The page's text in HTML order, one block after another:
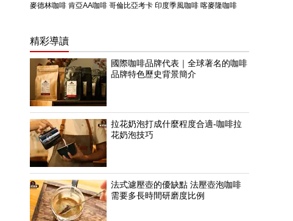
麥德林咖啡 肯亞AA咖啡 哥倫比亞考卡 印度季風咖啡 喀麥隆咖啡
精彩導讀
國際咖啡品牌代表｜全球著名的咖啡
品牌特色歷史背景簡介
拉花奶泡打成什麼程度合適-咖啡拉
花奶泡技巧
法式濾壓壺的優缺點 法壓壺泡咖啡
需要多長時間研磨度比例